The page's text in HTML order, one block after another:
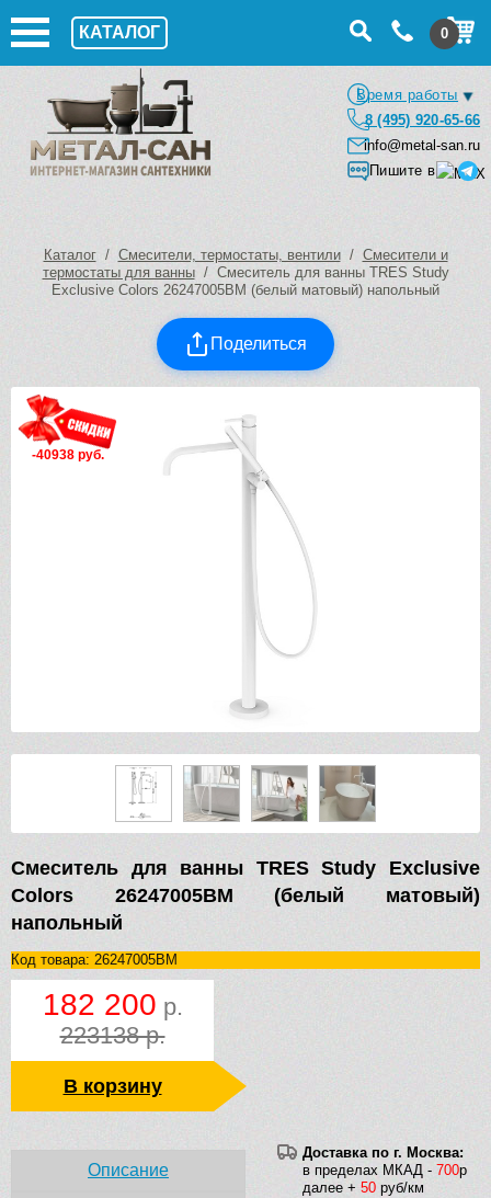
КАТАЛОГ 0
Время работы
8 (495) 920-65-66
info@metal-san.ru
Пишите в
Каталог/ Смесители, термостаты, вентили/ Смесители и
термостаты для ванны/ Смеситель для ванны TRES Study
Exclusive Colors 26247005BM (белый матовый) напольный
Поделиться
-40938 руб.
Смеситель для ванны TRES Study Exclusive
Colors 26247005BM (белый матовый)
напольный
Код товара: 26247005BM
182 200 р.
223138 р.
В корзину
Доставка по г. Москва:
в пределах МКАД - 700р
далее + 50 руб/км
Описание